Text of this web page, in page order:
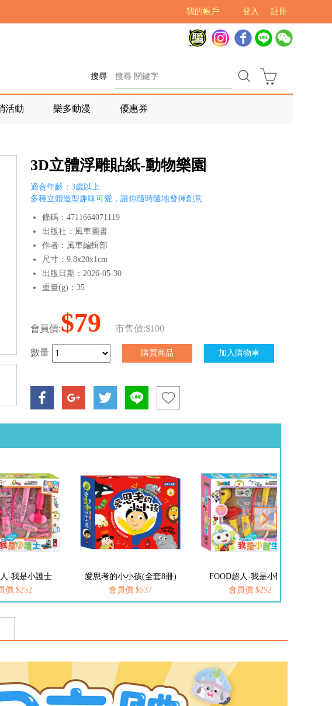
註冊
登入
我的帳戶
搜尋
活動 樂多動漫 優惠券
3D立體浮雕貼紙-動物樂園
適合年齡：3歲以上
多種立體造型趣味可愛，讓你隨時隨地發揮創意
條碼：4711664071119
出版社：風車圖書
作者：風車編輯部
尺寸：9.8x20x1cm
出版日期：2026-05-30
重量(g)：35
會員價:$79 市售價:$100
數量
小孩(全套8冊)
價:$537
FOOD超人-我是小醫生
會員價:$252
FOOD超人探索點讀筆
會員價:$1422